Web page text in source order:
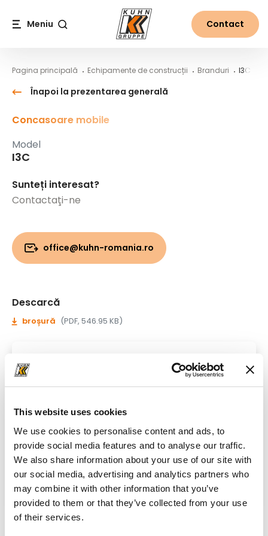
This website uses cookies
We use cookies to personalise content and ads, to
provide social media features and to analyse our traffic.
We also share information about your use of our site with
our social media, advertising and analytics partners who
may combine it with other information that you’ve
provided to them or that they’ve collected from your use
of their services.
Meniu Contact
Pagina principală Echipamente de construcții Branduri I3C
Înapoi la prezentarea generală
Concasoare mobile
Model
I3C
Sunteți interesat?
Contactaţi-ne
office@kuhn-romania.ro
Descarcă
broșură (PDF, 546.95 KB)